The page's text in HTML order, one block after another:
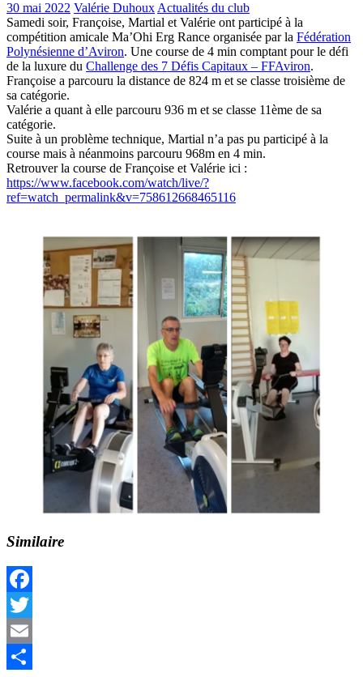
30 mai 2022 Valérie DuhouxActualités du club
Samedi soir, Françoise, Martial et Valérie ont participé à la
compétition amicale Ma’Ohi Erg Rance organisée par la Fédération
Polynésienne d’Aviron. Une course de 4 min comptant pour le défi
de la luxure du Challenge des 7 Défis Capitaux – FFAviron.
Françoise a parcouru la distance de 824 m et se classe troisième de
sa catégorie.
Valérie a quant à elle parcouru 936 m et se classe 11ème de sa
catégorie.
Suite à un problème technique, Martial n’a pas pu participé à la
course mais à néanmoins parcouru 968m en 4 min.
Retrouver la course de Françoise et Valérie ici :
https://www.facebook.com/watch/live/?
ref=watch_permalink&v=758612668465116
Similaire
Facebook
Twitter
Email